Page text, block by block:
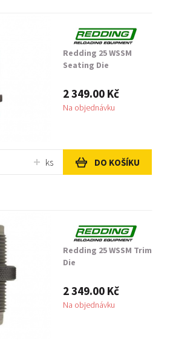
Redding 25 WSSM
Seating Die
2 349.00 Kč
Na objednávku
ks DO KOŠÍKU
Redding 25 WSSM Trim
Die
2 349.00 Kč
Na objednávku